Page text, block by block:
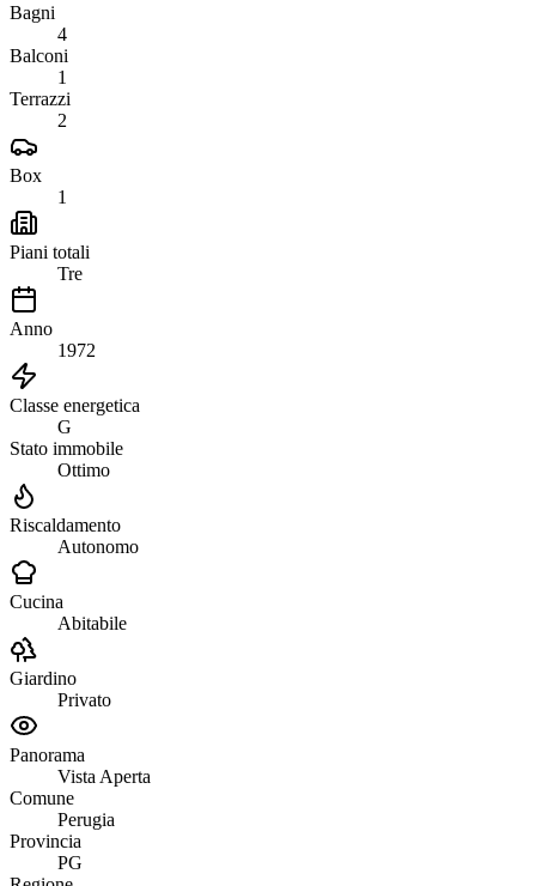
Bagni
4
Balconi
1
Terrazzi
2
Box
1
Piani totali
Tre
Anno
1972
Classe energetica
G
Stato immobile
Ottimo
Riscaldamento
Autonomo
Cucina
Abitabile
Giardino
Privato
Panorama
Vista Aperta
Comune
Perugia
Provincia
PG